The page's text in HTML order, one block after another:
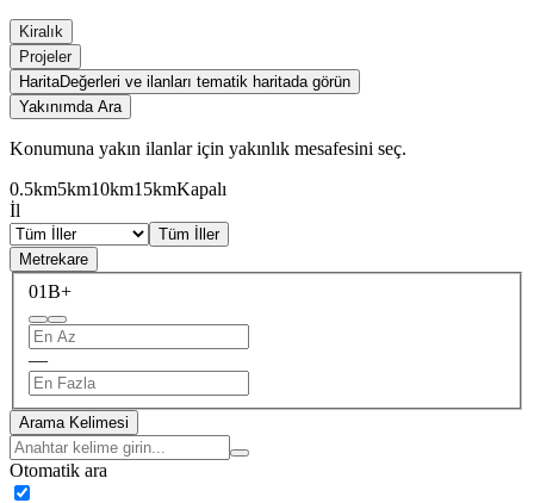
Kiralık
Projeler
HaritaDeğerleri ve ilanları tematik haritada görün
Yakınımda Ara
Konumuna yakın ilanlar için yakınlık mesafesini seç.
0.5km5km10km15kmKapalı
İl
Tüm İller
Metrekare
01B+
—
Arama Kelimesi
Otomatik ara